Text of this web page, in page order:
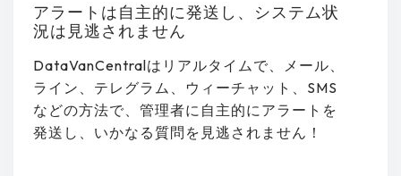
アラートは自主的に発送し、システム状
況は見逃されません
DataVanCentralはリアルタイムで、メール、
ライン、テレグラム、ウィーチャット、SMS
などの方法で、管理者に自主的にアラートを
発送し、いかなる質問を見逃されません！